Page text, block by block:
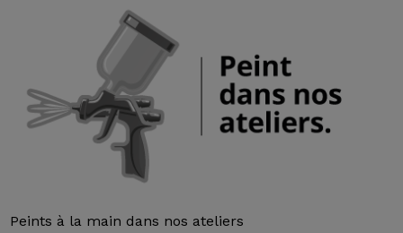
Peints à la main dans nos ateliers